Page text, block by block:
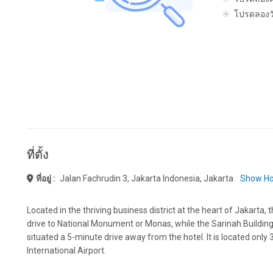
โปรดลอง
ที่ตั้ง
ที่อยู่ : Jalan Fachrudin 3, Jakarta Indonesia, Jakarta Show
Located in the thriving business district at the heart of Jakarta,
drive to National Monument or Monas, while the Sarinah
situated a 5-minute drive away from the hotel. It is located
International Airport.